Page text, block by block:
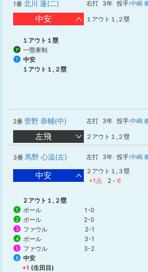
1番 北川 蓮(二) 右打 3年 投手:中嶋
中安 １アウト１,２塁
１アウト１塁
P 一塁牽制
1
中安
１アウト１,２塁
2番 菅野 恭輔(中) 左打 3年 投手:中嶋
左飛 ２アウト１,２塁
3番 馬野 心温(左) 左打 3年 投手:中嶋
中安
２アウト１,３塁
+1点
2 - 6
２アウト１,２塁
1 ボール 1-0
2 ボール 2-0
3 ファウル 2-1
4 ボール 3-1
5 ファウル 3-2
6
中安
+1 (生田目)